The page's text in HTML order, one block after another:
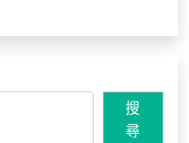
搜
尋